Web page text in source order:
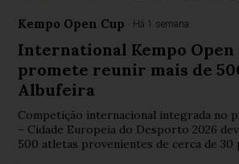
Kempo Open Cup Há 1 semana
International Kempo Open
promete reunir mais de
Albufeira
Competição internacional integrada no
– Cidade Europeia do Desporto 2026
500 atletas provenientes de cerca de 30